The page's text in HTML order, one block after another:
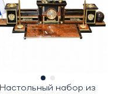
Настольный набор из